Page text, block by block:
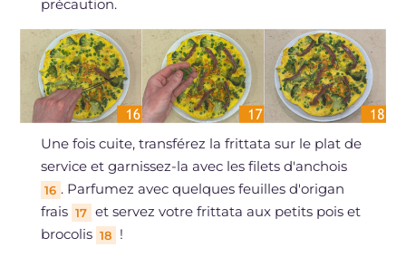
précaution.
Une fois cuite, transférez la frittata sur le plat de
service et garnissez-la avec les filets d'anchois
16 . Parfumez avec quelques feuilles d'origan
frais 17 et servez votre frittata aux petits pois et
brocolis 18 !